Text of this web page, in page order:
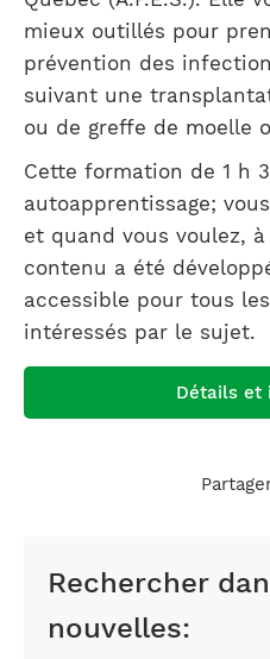
Rechercher
nouvelles:
mieux outillés pour
prévention des
suivant une
ou de greffe de moelle
Cette formation de 1 h
autoapprentissage;
et quand vous voulez,
contenu a été
accessible pour tous
intéressés par le sujet.
Détails et